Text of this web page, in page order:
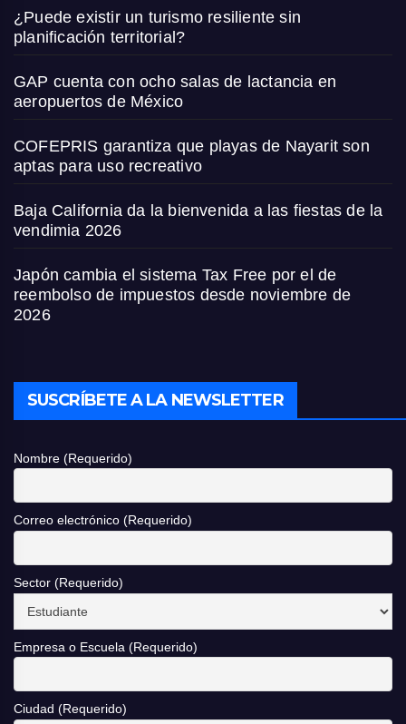
¿Puede existir un turismo resiliente sin
planificación territorial?
GAP cuenta con ocho salas de lactancia en
aeropuertos de México
COFEPRIS garantiza que playas de Nayarit son
aptas para uso recreativo
Baja California da la bienvenida a las fiestas de la
vendimia 2026
Japón cambia el sistema Tax Free por el de
reembolso de impuestos desde noviembre de
2026
SUSCRÍBETE A LA NEWSLETTER
Nombre (Requerido)
Correo electrónico (Requerido)
Sector (Requerido)
Empresa o Escuela (Requerido)
Ciudad (Requerido)